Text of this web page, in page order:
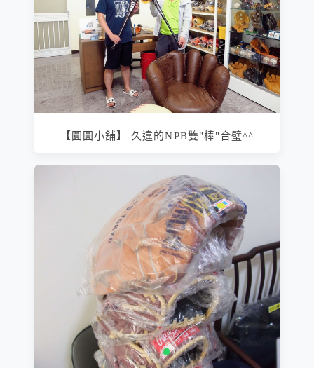
【圓圓小舖】 久違的NPB雙"棒"合璧^^